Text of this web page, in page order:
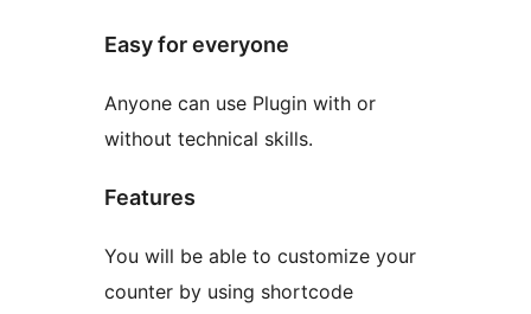
Easy for everyone
Anyone can use Plugin with or
without technical skills.
Features
You will be able to customize your
counter by using shortcode